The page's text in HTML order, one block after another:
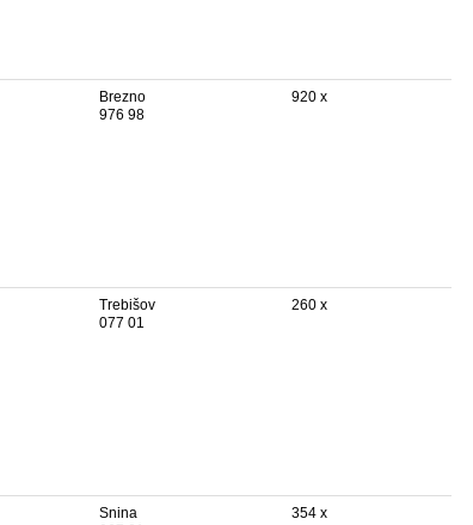
Brezno
976 98
920 x
Trebišov
077 01
260 x
Snina
354 x